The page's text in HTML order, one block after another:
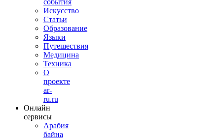
Искусство
Статьи
Образование
Языки
Путешествия
Медицина
Техника
О
проекте
ar-
ru.ru
Онлайн
сервисы
Арабия
байна